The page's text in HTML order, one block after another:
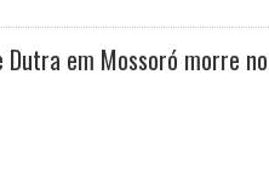
em Mossoró morre no